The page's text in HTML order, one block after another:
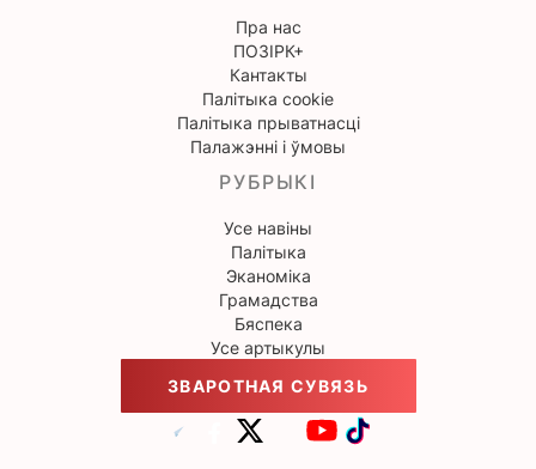
Пра нас
ПОЗІРК+
Кантакты
Палітыка cookie
Палітыка прыватнасці
Палажэнні і ўмовы
РУБРЫКІ
Усе навіны
Палітыка
Эканоміка
Грамадства
Бяспека
Усе артыкулы
ЗВАРОТНАЯ СУВЯЗЬ